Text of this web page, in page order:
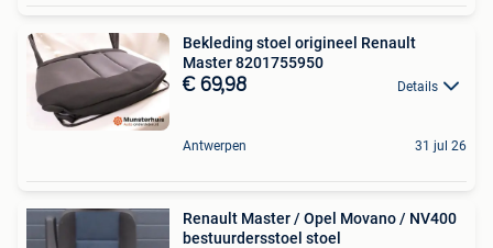
Bekleding stoel origineel Renault
Master 8201755950
€ 69,98 Details
Antwerpen 31 jul 26
Renault Master / Opel Movano / NV400
bestuurdersstoel stoel